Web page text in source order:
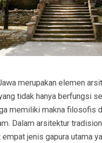
merupakan elemen
tidak hanya berfungsi
memiliki makna filosofis
Dalam arsitektur
empat jenis gapura utama